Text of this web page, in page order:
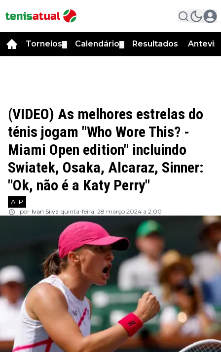
Torneios Calendário Resultados
(VIDEO) As melhores estrelas do
ténis jogam "Who Wore This? -
Miami Open edition" incluindo
Swiatek, Osaka, Alcaraz, Sinner:
"Ok, não é a Katy Perry"
ATP
por Ivan Silva quinta-feira, 28 março 2024 a 2:00